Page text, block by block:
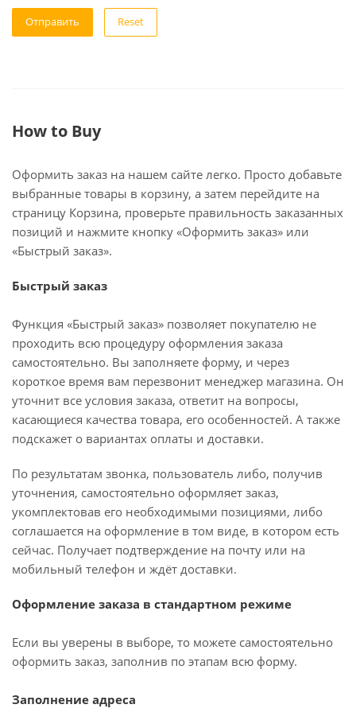
Reset
How to Buy
Оформить заказ на нашем сайте легко. Просто добавьте
выбранные товары в корзину, а затем перейдите на
страницу Корзина, проверьте правильность заказанных
позиций и нажмите кнопку «Оформить заказ» или
«Быстрый заказ».
Быстрый заказ
Функция «Быстрый заказ» позволяет покупателю не
проходить всю процедуру оформления заказа
самостоятельно. Вы заполняете форму, и через
короткое время вам перезвонит менеджер магазина. Он
уточнит все условия заказа, ответит на вопросы,
касающиеся качества товара, его особенностей. А также
подскажет о вариантах оплаты и доставки.
По результатам звонка, пользователь либо, получив
уточнения, самостоятельно оформляет заказ,
укомплектовав его необходимыми позициями, либо
соглашается на оформление в том виде, в котором есть
сейчас. Получает подтверждение на почту или на
мобильный телефон и ждёт доставки.
Оформление заказа в стандартном режиме
Если вы уверены в выборе, то можете самостоятельно
оформить заказ, заполнив по этапам всю форму.
Заполнение адреса